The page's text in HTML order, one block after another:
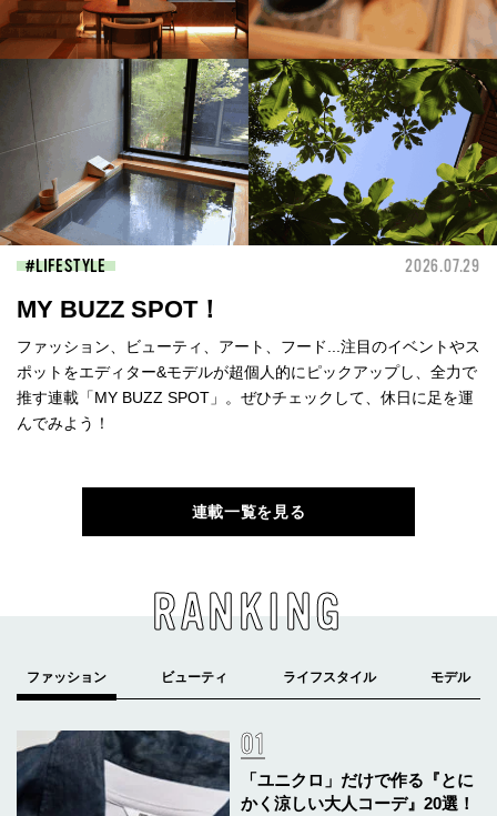
LIFESTYLE 2026.07.29
MY BUZZ SPOT！
ファッション、ビューティ、アート、フード...注目のイベントやス
ポットをエディター&モデルが超個人的にピックアップし、全力で
推す連載「MY BUZZ SPOT」。ぜひチェックして、休日に足を運
んでみよう！
連載一覧を見る
RANKING
「ユニクロ」だけで作る『とに
かく涼しい大人コーデ』20選！